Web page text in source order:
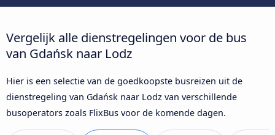
Vergelijk alle dienstregelingen voor de bus
van Gdańsk naar Lodz
Hier is een selectie van de goedkoopste busreizen uit de
dienstregeling van Gdańsk naar Lodz van verschillende
busoperators zoals FlixBus voor de komende dagen.